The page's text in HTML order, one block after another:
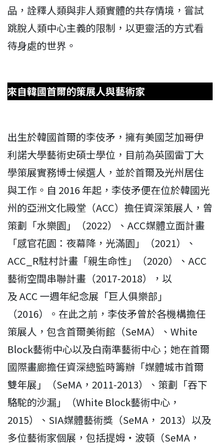
品，詮釋人類與非人類實體的共存情境，嘗試
跳脫人類中心主義的限制，以更靈活的方式看
待身處的世界。
來自韓國首爾的策展人與藝術家
出生於韓國首爾的李伎矛，擁有美國芝加哥伊
利諾大學藝術史碩士學位，目前為英國雷丁大
學策展實務博士候選人，並於首爾及光州居住
與工作。自 2016 年起，李伎矛便在位於韓國光
州的亞洲文化殿堂（ACC）擔任資深策展人，曾
策劃「水樂園」（2022）、ACC媒體立面計畫
「感官花園：夜幕降，光滿園」（2021）、
ACC_R駐村計畫「親生命性」（2020）、ACC
藝術空間串聯計畫（2017-2018），以
及 ACC 一週年紀念展「巨人俱樂部」
（2016）。在此之前，李伎矛曾於各機構擔任
策展人，包含首爾美術館（SeMA）、White
Block藝術中心以及白南準藝術中心；她在首爾
國際畫廊擔任資深總監時籌辦「媒體城市首爾
雙年展」（SeMA，2011-2013）、策劃「吞下
駱駝的沙漏」（White Block藝術中心，
2015）、SIA媒體藝術獎（SeMA， 2013）以及
多位藝術家個展，包括提姆・波頓（SeMA，